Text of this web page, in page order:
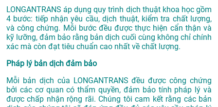
LONGANTRANS áp dụng quy trình dịch thuật khoa học gồm
4 bước: tiếp nhận yêu cầu, dịch thuật, kiểm tra chất lượng,
và công chứng. Mỗi bước đều được thực hiện cẩn thận và
kỹ lưỡng, đảm bảo rằng bản dịch cuối cùng không chỉ chính
xác mà còn đạt tiêu chuẩn cao nhất về chất lượng.
Pháp lý bản dịch đảm bảo
Mỗi bản dịch của LONGANTRANS đều được công chứng
bởi các cơ quan có thẩm quyền, đảm bảo tính pháp lý và
được chấp nhận rộng rãi. Chúng tôi cam kết rằng các bản